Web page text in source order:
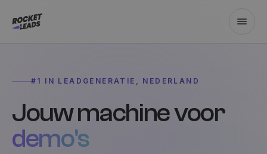
#1 IN LEADGENERATIE, NEDERLAND
Jouw machine voor
sollicitanten